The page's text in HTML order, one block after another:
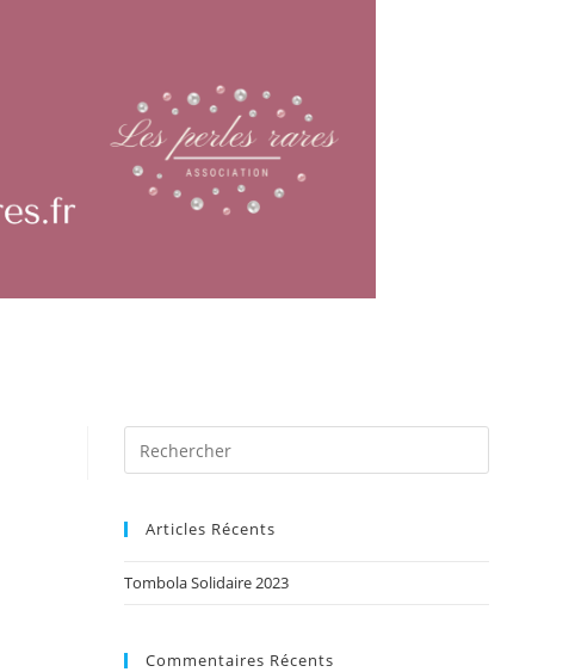
Articles Récents
Tombola Solidaire 2023
Commentaires Récents